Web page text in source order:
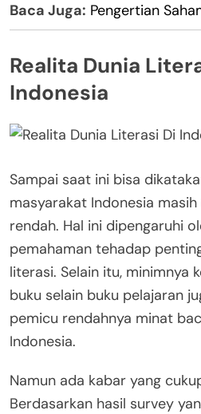
Baca Juga: Pengertian
Realita Dunia
Indonesia
Sampai saat ini bisa
masyarakat Indonesia
rendah. Hal ini dipengaruhi
pemahaman tehadap
literasi. Selain itu, minimnya
buku selain buku pelajaran
pemicu rendahnya minat
Indonesia.
Namun ada kabar yang
Berdasarkan hasil survey